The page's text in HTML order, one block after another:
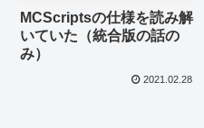
MCScriptsの仕様を読み解
いていた（統合版の話の
み）
2021.02.28